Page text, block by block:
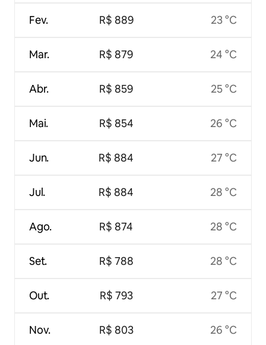
Fev.
Mar.
Abr.
Mai.
Jun.
Jul.
Ago.
Set.
Out.
Nov.
R$ 889
R$ 879
R$ 859
R$ 854
R$ 884
R$ 884
R$ 874
R$ 788
R$ 793
R$ 803
23 °C
24 °C
25 °C
26 °C
27 °C
28 °C
28 °C
28 °C
27 °C
26 °C